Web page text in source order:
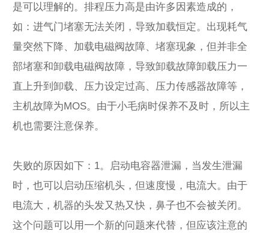
是可以理解的。排程压力高是由许多因素造成的，
如：进气门堵塞无法关闭，导致加载恒定。出现耗气
量突然下降、加载电磁阀故障、堵塞现象，但并非全
部堵塞和卸载电磁阀故障，导致卸载故障卸载压力一
直上升到卸载、压力设定过高、压力传感器故障等，
主机故障为MOS。由于小毛病时保养不及时，所以主
机也需要注意保养。
失败的原因如下：1。启动电容器泄漏，当发生泄漏
时，也可以启动压缩机头，但速度慢，电流大。由于
电流大，机器的头发又热又快，鼻子也不会被关闭。
这个问题可以用一个新的问题来代替，但应该注意的